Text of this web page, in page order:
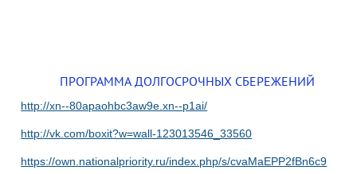
ПРОГРАММА ДОЛГОСРОЧНЫХ СБЕРЕЖЕНИЙ
http://xn--80apaohbc3aw9e.xn--p1ai/
http://vk.com/boxit?w=wall-123013546_33560
https://own.nationalpriority.ru/index.php/s/cvaMaEPP2fBn6c9